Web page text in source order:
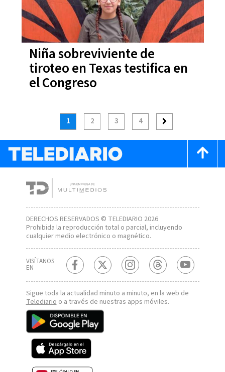
Niña sobreviviente de
tiroteo en Texas testifica en
el Congreso
1 2 3 4
DERECHOS RESERVADOS © TELEDIARIO 2026
Prohibida la reproducción total o parcial, incluyendo
cualquier medio electrónico o magnético.
VISÍTANOS
EN
Sigue toda la actualidad minuto a minuto, en la web de
Telediario o a través de nuestras apps móviles.